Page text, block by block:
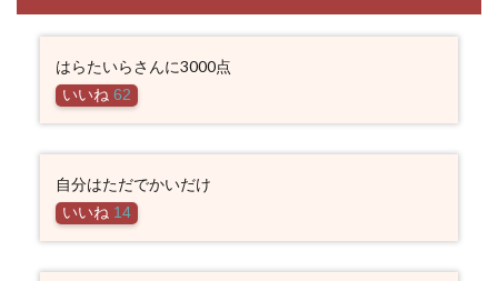
はらたいらさんに3000点
いいね 62
自分はただでかいだけ
いいね 14